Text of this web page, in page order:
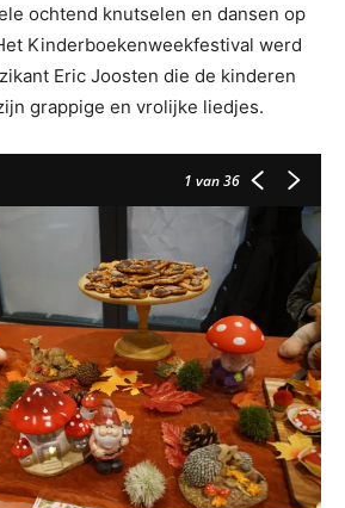
ochtend knutselen en dansen op
Kinderboekenweekfestival werd
Eric Joosten die de kinderen
grappige en vrolijke liedjes.
1 van 36